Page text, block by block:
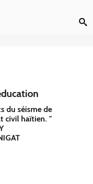
du séisme de
civil haïtien. "